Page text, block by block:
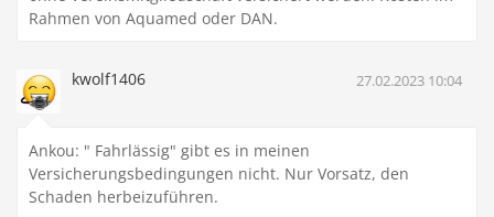
Rahmen von Aquamed oder DAN.
kwolf1406 27.02.2023 10:04
Ankou: " Fahrlässig" gibt es in meinen
Versicherungsbedingungen nicht. Nur Vorsatz, den
Schaden herbeizuführen.